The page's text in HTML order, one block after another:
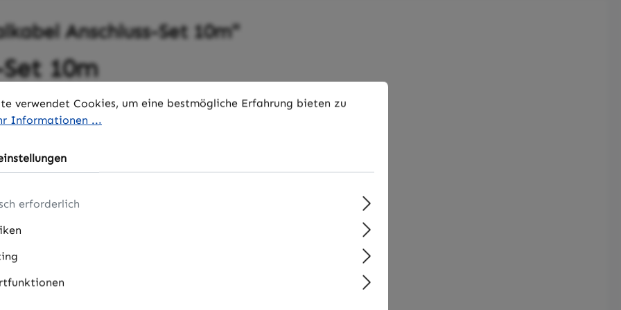
Anschluss-Set 10m"
10m
Cookies, um eine bestmögliche Erfahrung bieten zu können.
Mehr Informationen ...
verwendet Cookies, um eine bestmögliche Erfahrung bieten zu
Informationen ...
erforderlich